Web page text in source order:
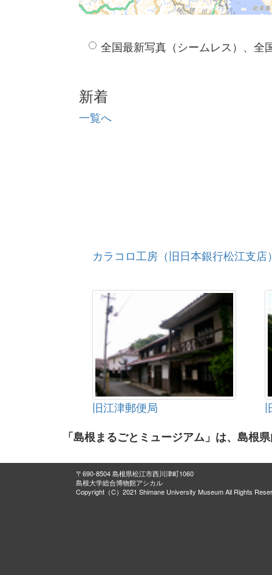
全国最新写真（シームレス）、全
新着
一覧へ
カラコロ工房（旧日本銀行松江支店
旧江津郵便局
「島根まるごとミュージアム」は、島根
〒690-8504 島根県松江市西川津町1060
島根大学総合博物館アシカル
Copyright（C）2021 Shimane University Museum All Rights